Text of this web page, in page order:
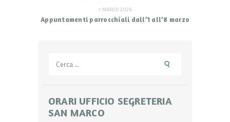
1 MARZO 2026
Appuntamenti parrocchiali dall’1 all’8 marzo
per:
ORARI UFFICIO SEGRETERIA
SAN MARCO